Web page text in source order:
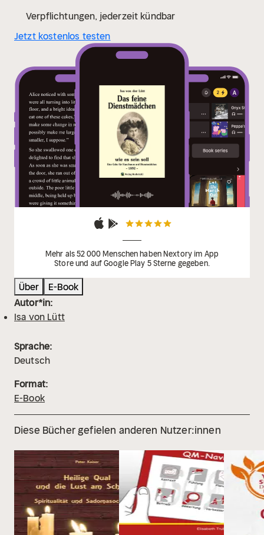
Verpflichtungen, jederzeit kündbar
Jetzt kostenlos testen
Mehr als 52 000 Menschen haben Nextory im App
Store und auf Google Play 5 Sterne gegeben.
Über
E-Book
Autor*in:
Isa von Lütt
Sprache:
Deutsch
Format:
E-Book
Diese Bücher gefielen anderen Nutzer:innen